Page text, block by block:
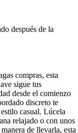
después de la
compras, esta
sigue tus
desde el comienzo
discreto te
casual. Lúcela
relajado o con unos
de llevarla, esta